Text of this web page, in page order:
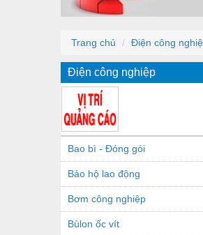
Trang chủ Điện công
Điện công nghiệp
Bao bì - Đóng gói
Bảo hộ lao động
Bơm công nghiệp
Bùlon ốc vít